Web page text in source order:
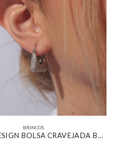
BRINCOS
BRINCO DESIGN BOLSA CRAVEJADA BANHADO EM OURO BRANCO